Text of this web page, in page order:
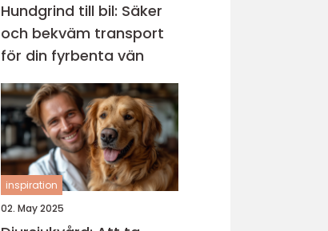
Hundgrind till bil: Säker
och bekväm transport
för din fyrbenta vän
inspiration
02. May 2025